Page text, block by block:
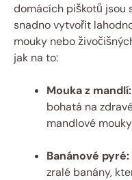
domácích piškotů jsou
snadno vytvořit
mouky nebo
jak na to:
Mouka z mandlí:
bohatá na
mandlové
Banánové pyré:
zralé banány,